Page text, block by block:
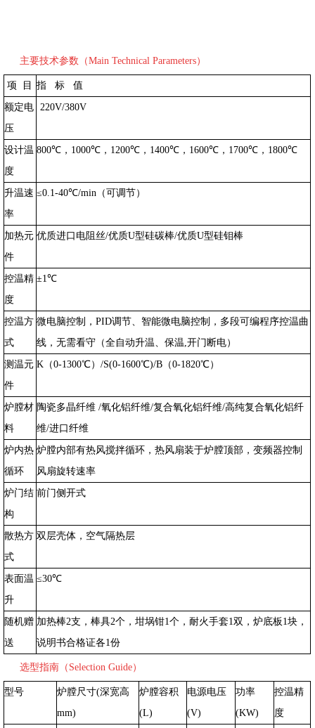
主要技术参数（Main Technical Parameters）
项 目 指 标 值
额定电
压
220V/380V
设计温
度
800℃，1000℃，1200℃，1400℃，1600℃，1700℃，1800℃
升温速
率
≤0.1-40℃/min（可调节）
加热元
件
优质进口电阻丝/优质U型硅碳棒/优质U型硅钼棒
控温精
度
±1℃
控温方
式
微电脑控制，PID调节、智能微电脑控制，多段可编程序控温曲
线，无需看守（全自动升温、保温,开门断电）
测温元
件
K（0-1300℃）/S(0-1600℃)/B（0-1820℃）
炉膛材
料
陶瓷多晶纤维 /氧化铝纤维/复合氧化铝纤维/高纯复合氧化铝纤
维/进口纤维
炉内热
循环
炉膛内部有热风搅拌循环，热风扇装于炉膛顶部，变频器控制
风扇旋转速率
炉门结
构
前门侧开式
散热方
式
双层壳体，空气隔热层
表面温
升
≤30℃
随机赠
送
加热棒2支，棒具2个，坩埚钳1个，耐火手套1双，炉底板1块，
说明书合格证各1份
选型指南（Selection Guide）
型号
炉膛尺寸(深宽高
mm)
炉膛容积
(L)
电源电压
(V)
功率
(KW)
控温精
度